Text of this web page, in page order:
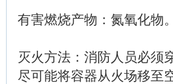
有害燃烧产物：氮氧化物。
灭火方法：消防人员必须
尽可能将容器从火场移至